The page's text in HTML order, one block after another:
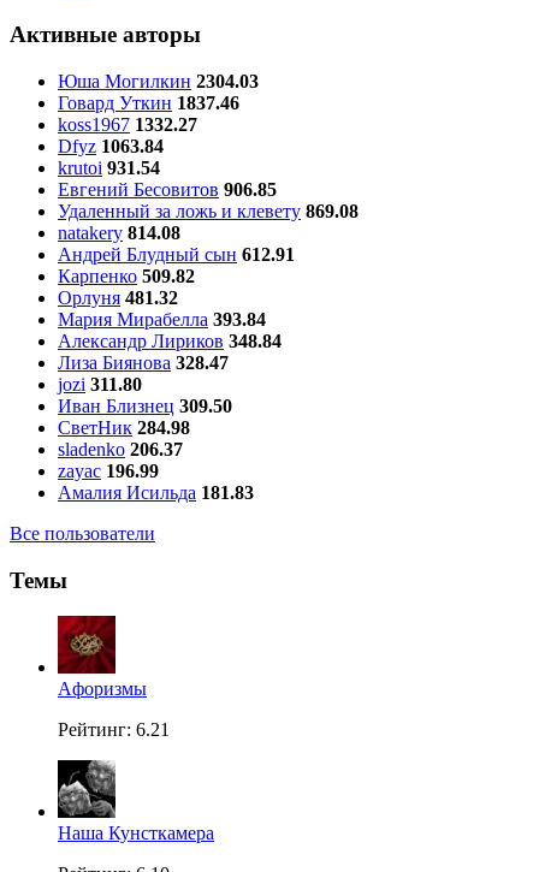
Активные авторы
Юша Могилкин 2304.03
Говард Уткин 1837.46
koss1967 1332.27
Dfyz 1063.84
krutoi 931.54
Евгений Бесовитов 906.85
Удаленный за ложь и клевету 869.08
natakery 814.08
Андрей Блудный сын 612.91
Карпенко 509.82
Орлуня 481.32
Мария Мирабелла 393.84
Александр Лириков 348.84
Лиза Биянова 328.47
jozi 311.80
Иван Близнец 309.50
СветНик 284.98
sladenko 206.37
zayac 196.99
Амалия Исильда 181.83
Все пользователи
Темы
Aфоризмы
Рейтинг: 6.21
Наша Кунсткамера